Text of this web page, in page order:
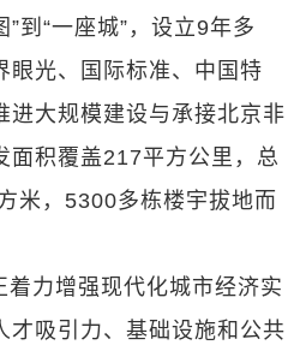
”到“一座城”，设立9年多
眼光、国际标准、中国特
进大规模建设与承接北京非
面积覆盖217平方公里，总
米，5300多栋楼宇拔地而
着力增强现代化城市经济实
才吸引力、基础设施和公共